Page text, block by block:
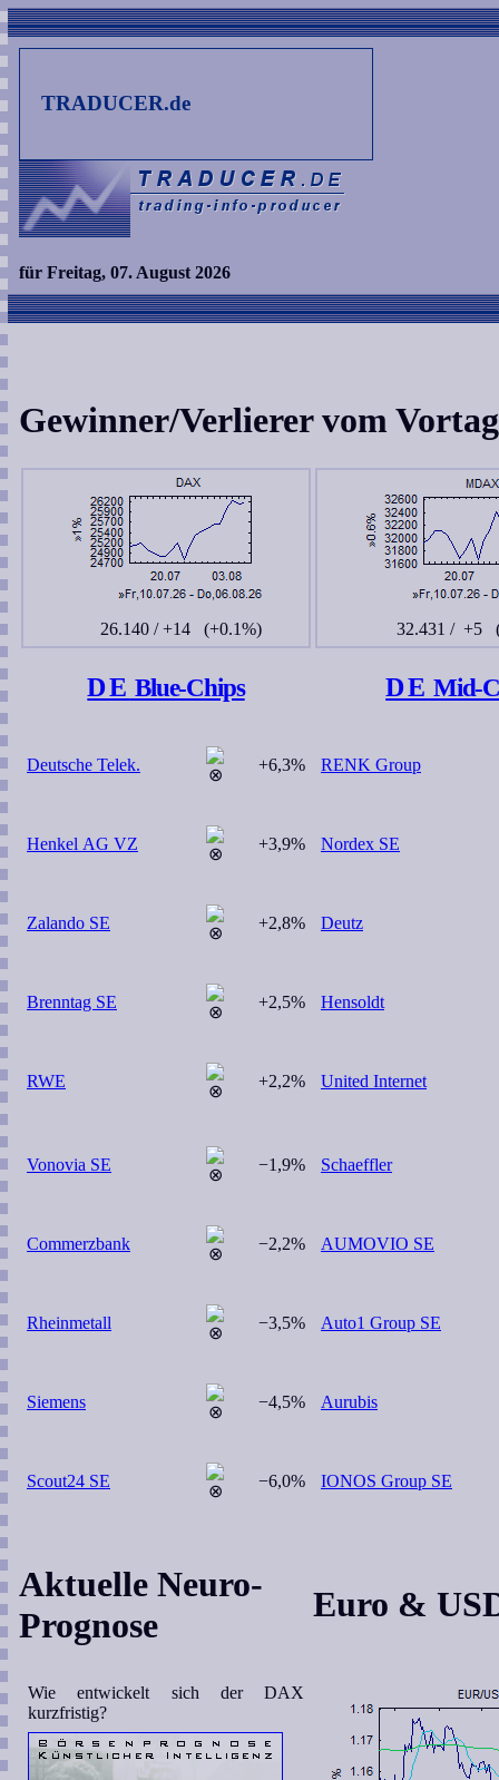
TRADUCER.de
für Freitag, 07. August 2026
Gewinner/Verlierer vom Vortag
26.140 / +14 (+0.1%) 32.431 / +5
DE Blue-Chips
Deutsche Telek. +6,3%
Henkel AG VZ +3,9%
Zalando SE +2,8%
Brenntag SE +2,5%
RWE +2,2%
Vonovia SE −1,9%
Commerzbank −2,2%
Rheinmetall −3,5%
Siemens −4,5%
Scout24 SE −6,0%
DE Mid-
RENK Group
Nordex SE
Deutz
Hensoldt
United Internet
Schaeffler
AUMOVIO SE
Auto1 Group SE
Aurubis
IONOS Group SE
Aktuelle Neuro-
Prognose
Euro &
Wie entwickelt sich der DAX
kurzfristig?